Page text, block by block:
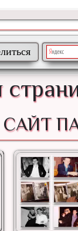
САЙТ